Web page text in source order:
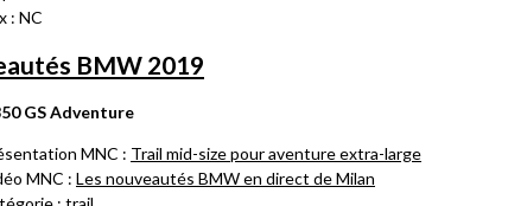
: NC
BMW 2019
GS Adventure
MNC : Trail mid-size pour aventure extra-large
MNC : Les nouveautés BMW en direct de Milan